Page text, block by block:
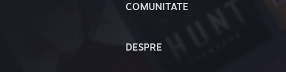
COMUNITATE
DESPRE